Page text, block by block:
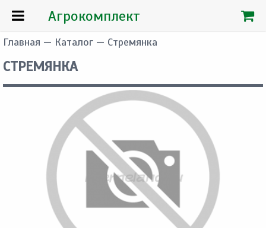
Главная — Каталог — Стремянка
СТРЕМЯНКА
Агрокомплект